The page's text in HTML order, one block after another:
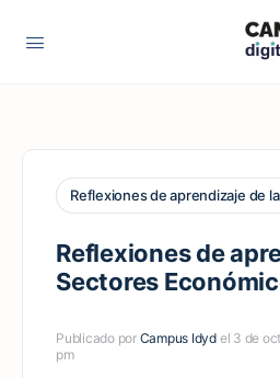
Reflexiones de aprendizaje de
Reflexiones de
Sectores
Publicado por Campus Idyd el 3 de
pm